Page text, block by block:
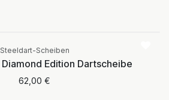
Steeldart-Scheiben
Diamond Edition Dartscheibe
62,00 €